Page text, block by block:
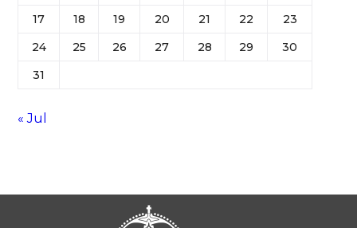
17
18 19 20 21 22
23
24
25 26 27 28 29
30
31
« Jul